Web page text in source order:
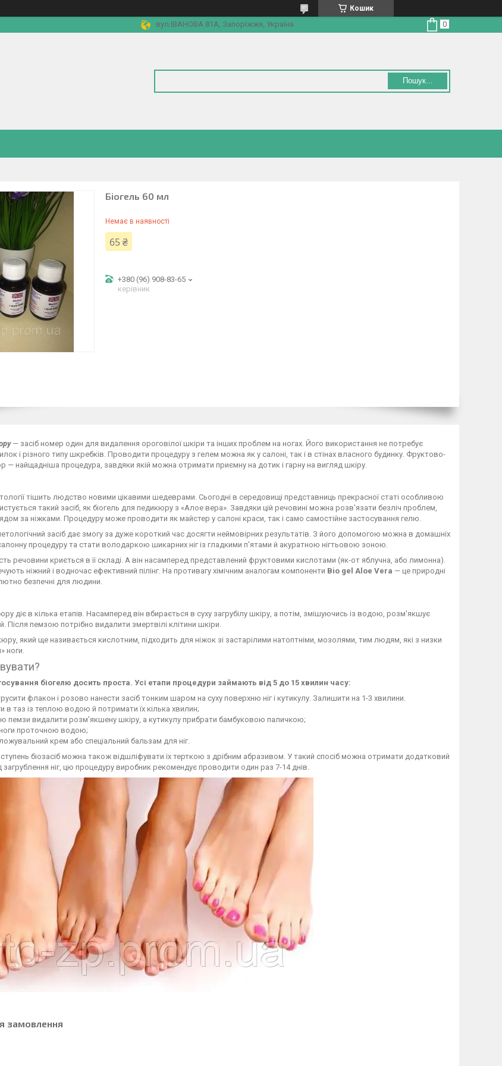
Кошик
вул.ІВАНОВА 81А, Запоріжжя, Україна
Пошук...
Біогель 60 мл
Немає в наявності
65 ₴
+380 (96) 908-83-65
керівник
— засіб номер один для видалення ороговілої шкіри та інших проблем на ногах. Його використання не потребує
і різного типу шкребків. Проводити процедуру з гелем можна як у салоні, так і в стінах власного будинку. Фруктово-
— найщадніша процедура, завдяки якій можна отримати приємну на дотик і гарну на вигляд шкіру.
тішить людство новими цікавими шедеврами. Сьогодні в середовищі представниць прекрасної статі особливою
такий засіб, як біогель для педикюру з «Алое вера». Завдяки цій речовині можна розв'язати безліч проблем,
за ніжками. Процедуру може проводити як майстер у салоні краси, так і само самостійне застосування гелю.
засіб дає змогу за дуже короткий час досягти неймовірних результатів. З його допомогою можна в домашніх
процедуру та стати володаркою шикарних ніг із гладкими п'ятами й акуратною нігтьовою зоною.
речовини криється в її складі. А він насамперед представлений фруктовими кислотами (як-от яблучна, або лимонна).
ніжний і водночас ефективний пілінг. На противагу хімічним аналогам компоненти Bio gel Aloe Vera — це природні
безпечні для людини.
діє в кілька етапів. Насамперед він вбирається в суху загрубілу шкіру, а потім, змішуючись із водою, розм'якшує
Після пемзою потрібно видалити змертвілі клітини шкіри.
який ще називається кислотним, підходить для ніжок зі застарілими натоптніми, мозолями, тим людям, які з низки
ноги.
біогелю досить проста. Усі етапи процедури займають від 5 до 15 хвилин часу:
флакон і розово нанести засіб тонким шаром на суху поверхню ніг і кутикулу. Залишити на 1-3 хвилини.
в таз із теплою водою й потримати їх кілька хвилин;
пемзи видалити розм'якшену шкіру, а кутикулу прибрати бамбуковою паличкою;
проточною водою;
крем або спеціальний бальзам для ніг.
біозасіб можна також відшліфувати їх терткою з дрібним абразивом. У такий спосіб можна отримати додатковий
загрублення ніг, цю процедуру виробник рекомендує проводити один раз 7-14 днів.
замовлення